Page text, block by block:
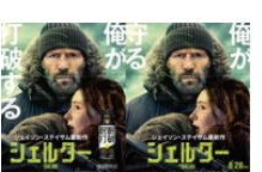
ト”が生み出した徹底ケアとは